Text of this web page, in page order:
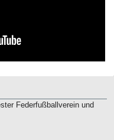
Federfußballverein und